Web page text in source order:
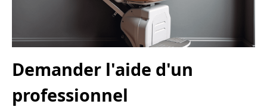
Demander l'aide d'un
professionnel